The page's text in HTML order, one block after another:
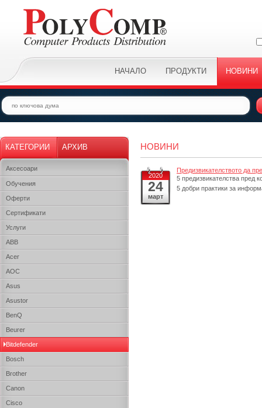
НАЧАЛО ПРОДУКТИ НОВИНИ
КАТЕГОРИИ АРХИВ
Аксесоари
Обучения
Оферти
Сертификати
Услуги
ABB
Acer
AOC
Asus
Asustor
BenQ
Beurer
Bitdefender
Bosch
Brother
Canon
Cisco
НОВИНИ
2020
24
март
Предизвикателството да
5 предизвикателства пред
5 добри практики за